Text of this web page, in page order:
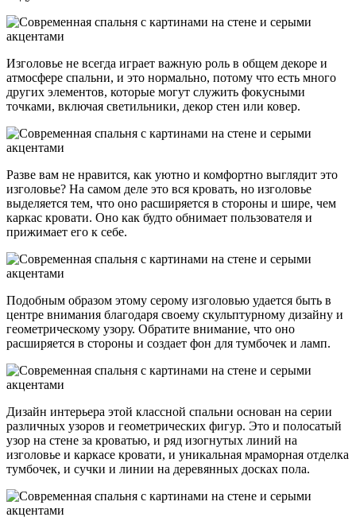
Изголовье не всегда играет важную роль в общем декоре и
атмосфере спальни, и это нормально, потому что есть много
других элементов, которые могут служить фокусными
точками, включая светильники, декор стен или ковер.
Разве вам не нравится, как уютно и комфортно выглядит это
изголовье? На самом деле это вся кровать, но изголовье
выделяется тем, что оно расширяется в стороны и шире, чем
каркас кровати. Оно как будто обнимает пользователя и
прижимает его к себе.
Подобным образом этому серому изголовью удается быть в
центре внимания благодаря своему скульптурному дизайну и
геометрическому узору. Обратите внимание, что оно
расширяется в стороны и создает фон для тумбочек и ламп.
Дизайн интерьера этой классной спальни основан на серии
различных узоров и геометрических фигур. Это и полосатый
узор на стене за кроватью, и ряд изогнутых линий на
изголовье и каркасе кровати, и уникальная мраморная отделка
тумбочек, и сучки и линии на деревянных досках пола.